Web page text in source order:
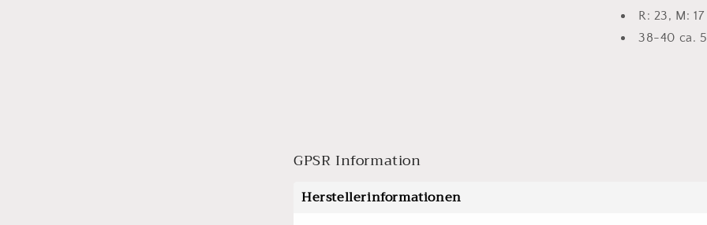
R: 23, M: 17
38-40 ca.
GPSR Information
Herstellerinformationen